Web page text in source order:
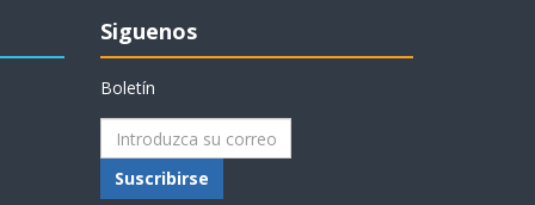
Siguenos
Boletín
Suscribirse